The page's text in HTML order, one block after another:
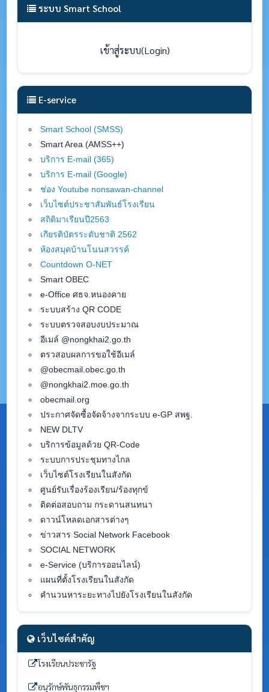
ระบบ Smart School
เข้าสู่ระบบ(Login)
E-service
Smart School (SMSS)
Smart Area (AMSS++)
บริการ E-mail (365)
บริการ E-mail (Google)
ช่อง Youtube nonsawan-channel
เว็บไซต์ประชาสัมพันธ์โรงเรียน
สถิติมาเรียนปี2563
เกียรติบัตรระดับชาติ 2562
ห้องสมุดบ้านโนนสวรรค์
Countdown O-NET
Smart OBEC
e-Office ศธจ.หนองคาย
ระบบสร้าง QR CODE
ระบบตรวจสอบงบประมาณ
อีเมล์ @nongkhai2.go.th
ตรวสอบผลการขอใช้อีเมล์
@obecmail.obec.go.th
@nongkhai2.moe.go.th
obecmail.org
ประกาศจัดซื้อจัดจ้างจากระบบ e-GP สพฐ.
NEW DLTV
บริการข้อมูลด้วย QR-Code
ระบบการประชุมทางไกล
เว็บไซต์โรงเรียนในสังกัด
ศูนย์รับเรื่องร้องเรียน/ร้องทุกข์
ติดต่อสอบถาม กระดานสนทนา
ดาวน์โหลดเอกสารต่างๆ
ข่าวสาร Social Network Facebook
SOCIAL NETWORK
e-Service (บริการออนไลน์)
แผนที่ตั้งโรงเรียนในสังกัด
คำนวนหาระยะทางไปยังโรงเรียนในสังกัด
เว็บไซต์สำคัญ
โรงเรียนประชารัฐ
อนุรักษ์พันธุกรรมพืชฯ